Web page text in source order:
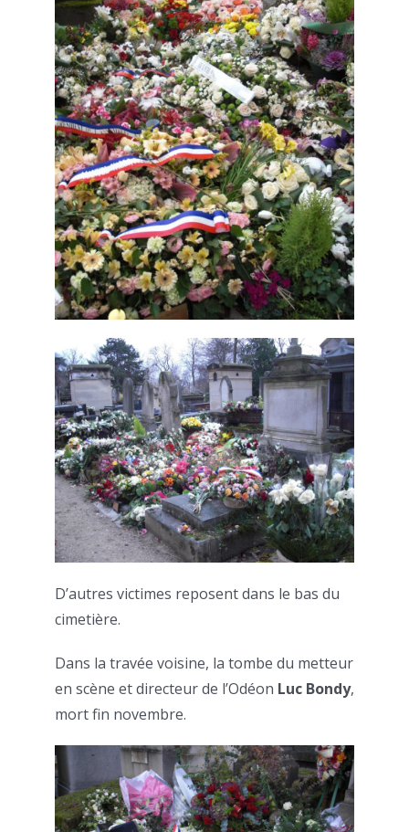
D’autres victimes reposent dans le bas du
cimetière.
Dans la travée voisine, la tombe du metteur
en scène et directeur de l’Odéon Luc Bondy,
mort fin novembre.